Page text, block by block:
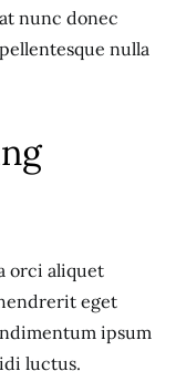
nunc donec
nulla
orci aliquet
eget
ipsum
luctus.